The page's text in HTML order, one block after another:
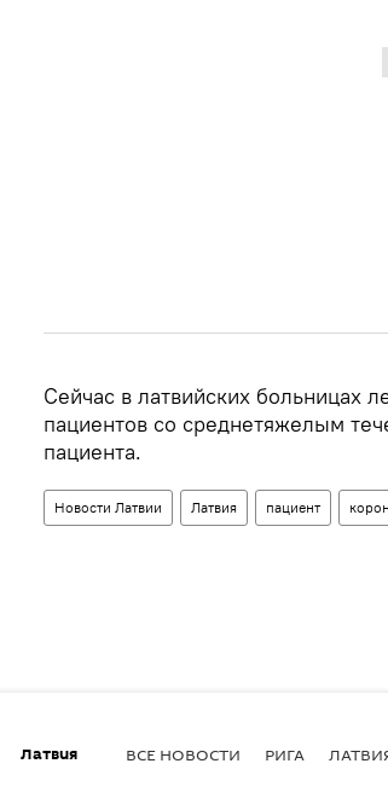
Сейчас в латвийских больницах
пациентов со среднетяжелым
пациента.
Новости Латвии Латвия пациент
Латвия ВСЕ НОВОСТИ РИГА